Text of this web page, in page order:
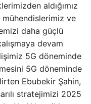
aldığımız
ve
daha güçlü
devam
5G döneminde
5G döneminde
Ebubekir Şahin,
stratejimizi 2025